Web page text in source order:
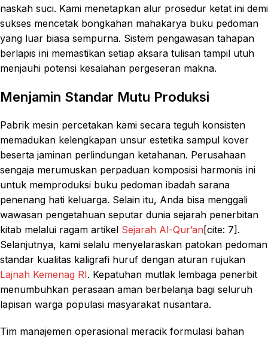
naskah suci. Kami menetapkan alur prosedur ketat ini demi
sukses mencetak bongkahan mahakarya buku pedoman
yang luar biasa sempurna. Sistem pengawasan tahapan
berlapis ini memastikan setiap aksara tulisan tampil utuh
menjauhi potensi kesalahan pergeseran makna.
Menjamin Standar Mutu Produksi
Pabrik mesin percetakan kami secara teguh konsisten
memadukan kelengkapan unsur estetika sampul kover
beserta jaminan perlindungan ketahanan. Perusahaan
sengaja merumuskan perpaduan komposisi harmonis ini
untuk memproduksi buku pedoman ibadah sarana
penenang hati keluarga. Selain itu, Anda bisa menggali
wawasan pengetahuan seputar dunia sejarah penerbitan
kitab melalui ragam artikel Sejarah Al-Qur’an[cite: 7].
Selanjutnya, kami selalu menyelaraskan patokan pedoman
standar kualitas kaligrafi huruf dengan aturan rujukan
Lajnah Kemenag RI. Kepatuhan mutlak lembaga penerbit
menumbuhkan perasaan aman berbelanja bagi seluruh
lapisan warga populasi masyarakat nusantara.
Tim manajemen operasional meracik formulasi bahan